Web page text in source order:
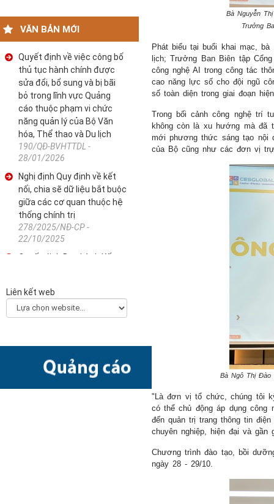
VĂN BẢN MỚI
Quyết định về việc công bố
thủ tục hành chính được
sửa đổi, bổ sung và bị bãi
bỏ trong lĩnh vực Quảng
cáo thuộc phạm vi chức
năng quản lý của Bộ Văn
hóa, Thể thao và Du lịch
190/QĐ-BVHTTDL -
28/01/2026
Nghị định Quy định về kết
nối, chia sẽ dữ liệu bắt buộc
giữa các cơ quan thuộc hệ
thống chính trị
278/2025/NĐ-CP -
22/10/2025
Quyết định Ban hành Kế
và đổi mới sáng tạo
2330/QĐ-TTg - 21/10/2025
chuyển đổi số năm 2026
5511/BKHCN-CĐSQG -
Liên kết web
Bà Nguyễn
​Trưởng
Phát biểu tại buổi khai mạc,
lịch; Trưởng Ban Biên tập
công nghệ AI trong công tác
cao năng lực số cho đội ngũ
số toàn diện trong giai đoạn
Trong bối cảnh công nghệ trí
không còn là xu hướng mà đã
mới phương thức sáng tạo nội
của Bộ cũng như các đơn vị
Bà Ngô Thị Đào
"Là đơn vị tổ chức, chúng tôi
có thể chủ động áp dụng
đến quản trị trang thông tin
chuyên nghiệp, hiện đại và
Chương trình đào tạo, bồi
ngày 28 - 29/10.